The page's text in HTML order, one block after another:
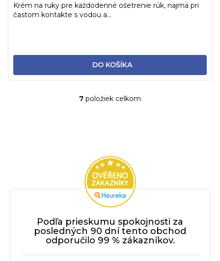
DO KOŠÍKA
Krém na ruky pre každodenné ošetrenie rúk, najmä pri
častom kontakte s vodou a...
O
a
c
i
e
p
r
v
k
y
v
7 položiek celkom
Podľa prieskumu spokojnosti za
posledných 90 dní tento obchod
odporučilo 99 % zákazníkov.